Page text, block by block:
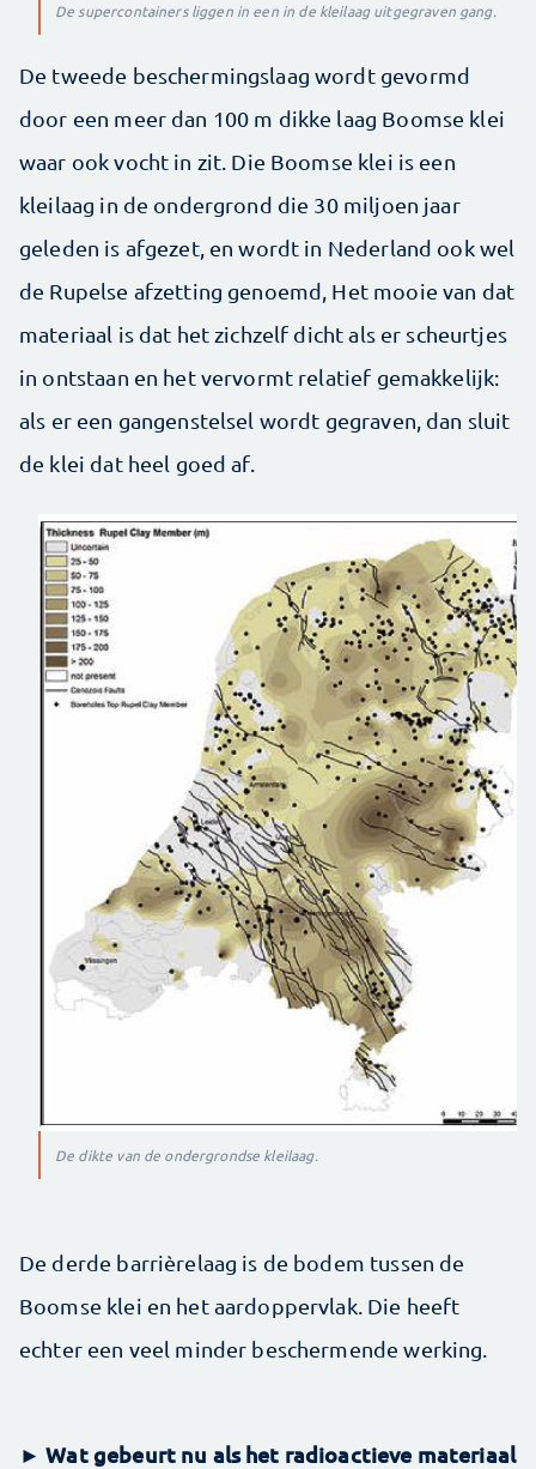
De supercontainers liggen in een in de kleilaag uitgegraven gang.
De tweede beschermingslaag wordt gevormd
door een meer dan 100 m dikke laag Boomse klei
waar ook vocht in zit. Die Boomse klei is een
kleilaag in de ondergrond die 30 miljoen jaar
geleden is afgezet, en wordt in Nederland ook wel
de Rupelse afzetting genoemd, Het mooie van dat
materiaal is dat het zichzelf dicht als er scheurtjes
in ontstaan en het vervormt relatief gemakkelijk:
als er een gangenstelsel wordt gegraven, dan sluit
de klei dat heel goed af.
De dikte van de ondergrondse kleilaag.
De derde barrièrelaag is de bodem tussen de
Boomse klei en het aardoppervlak. Die heeft
echter een veel minder beschermende werking.
► Wat gebeurt nu als het radioactieve materiaal